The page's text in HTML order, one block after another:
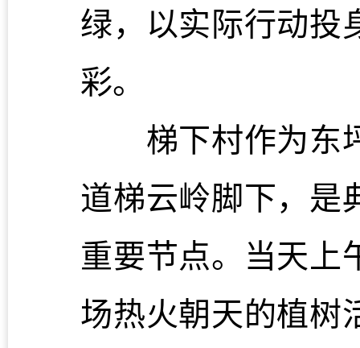
绿，以实际行动投
彩。
梯下村作为东坪
道梯云岭脚下，是
重要节点。当天上
场热火朝天的植树